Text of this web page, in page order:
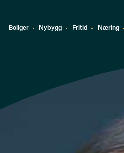
Boliger Nybygg Fritid Næring